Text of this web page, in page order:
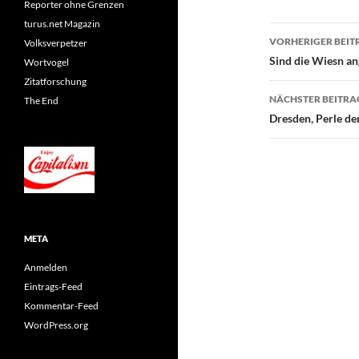
VORHERIGER
Sind die Wiesn
NÄCHSTER
Dresden, Perle
Reporter ohne Grenzen
turus.net Magazin
Volksverpetzer
Wortvogel
Zitatforschung
The End
META
Anmelden
Eintrags-Feed
Kommentar-Feed
WordPress.org